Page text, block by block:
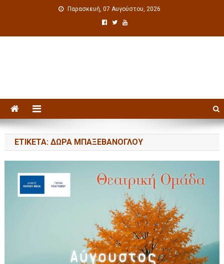
Παρασκευή, 07 Αυγούστου, 2026
ΕΤΙΚΈΤΑ: ΔΏΡΑ ΜΠΑΞΕΒΆΝΟΓΛΟΥ